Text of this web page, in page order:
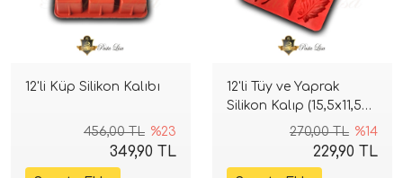
12'li Küp Silikon Kalıbı
456,00 TL %23
349,90 TL
12'li Tüy ve Yaprak
Silikon Kalıp (15,5x11,5
270,00 TL %14
229,90 TL